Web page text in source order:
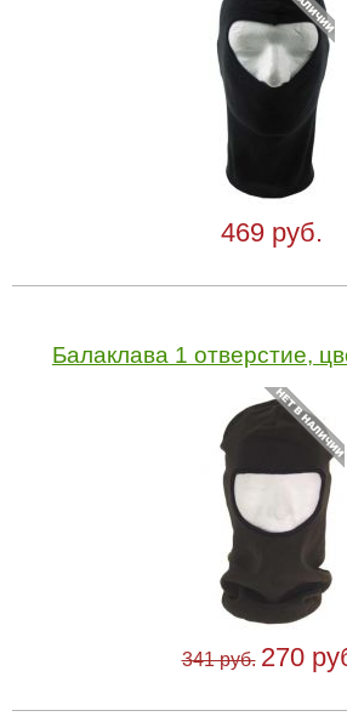
469 руб.
Балаклава 1 отверстие,
341 руб. 270